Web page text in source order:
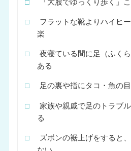
□ 「大股でゆっくり歩く」
□
フラットな靴よりハイヒ
楽
□
夜寝ている間に足（ふく
ある
□ 足の裏や指にタコ・魚の
□
家族や親戚で足のトラブ
る
□
ズボンの裾上げをすると